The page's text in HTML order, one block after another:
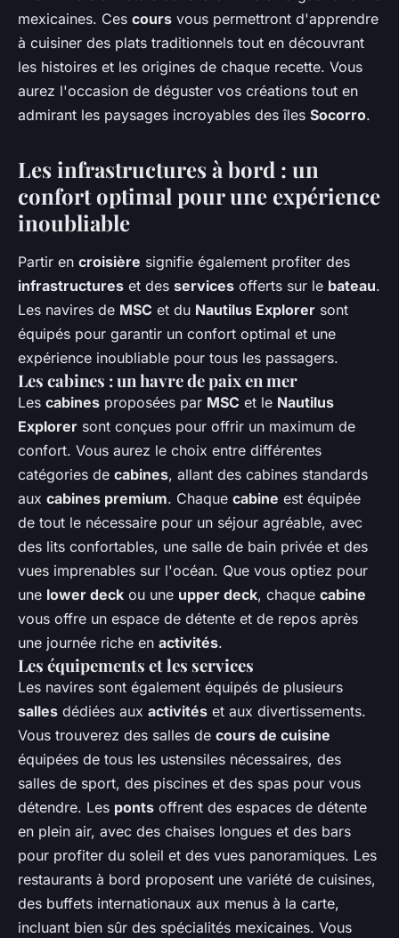
mexicaines. Ces cours vous permettront d'apprendre
à cuisiner des plats traditionnels tout en découvrant
les histoires et les origines de chaque recette. Vous
aurez l'occasion de déguster vos créations tout en
admirant les paysages incroyables des îles Socorro.
Les infrastructures à bord : un
confort optimal pour une expérience
inoubliable
Partir en croisière signifie également profiter des
infrastructures et des services offerts sur le bateau.
Les navires de MSC et du Nautilus Explorer sont
équipés pour garantir un confort optimal et une
expérience inoubliable pour tous les passagers.
Les cabines : un havre de paix en mer
Les cabines proposées par MSC et le Nautilus
Explorer sont conçues pour offrir un maximum de
confort. Vous aurez le choix entre différentes
catégories de cabines, allant des cabines standards
aux cabines premium. Chaque cabine est équipée
de tout le nécessaire pour un séjour agréable, avec
des lits confortables, une salle de bain privée et des
vues imprenables sur l'océan. Que vous optiez pour
une lower deck ou une upper deck, chaque cabine
vous offre un espace de détente et de repos après
une journée riche en activités.
Les équipements et les services
Les navires sont également équipés de plusieurs
salles dédiées aux activités et aux divertissements.
Vous trouverez des salles de cours de cuisine
équipées de tous les ustensiles nécessaires, des
salles de sport, des piscines et des spas pour vous
détendre. Les ponts offrent des espaces de détente
en plein air, avec des chaises longues et des bars
pour profiter du soleil et des vues panoramiques. Les
restaurants à bord proposent une variété de cuisines,
des buffets internationaux aux menus à la carte,
incluant bien sûr des spécialités mexicaines. Vous